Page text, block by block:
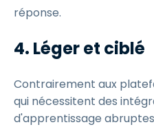
réponse.
4. Léger et ciblé
Contrairement aux
qui nécessitent des
d'apprentissage